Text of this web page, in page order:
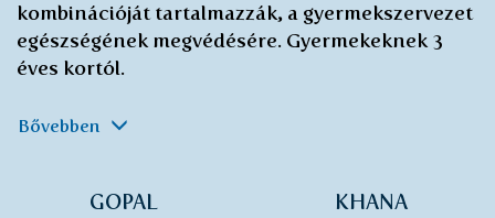
kombinációját tartalmazzák, a gyermekszervezet
egészségének megvédésére. Gyermekeknek 3
éves kortól.
Bővebben
GOPAL KHANA